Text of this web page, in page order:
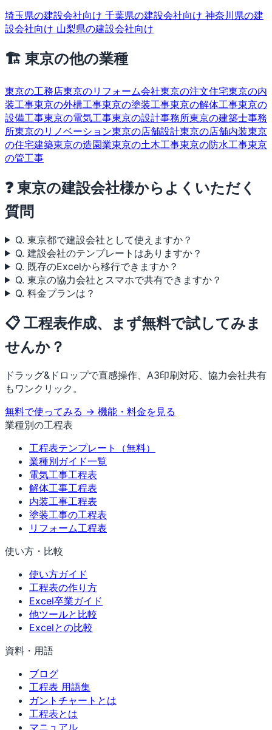
埼玉県の建設会社向け 千葉県の建設会社向け 神奈川県の建
設会社向け 山梨県の建設会社向け
🏗 東京の他の業種
東京の工務店東京のリフォーム会社東京の注文住宅東京の内
装工事東京の外構工事東京の塗装工事東京の解体工事東京の
設備工事東京の電気工事東京の設計事務所東京の建築士事務
所東京のリノベーション東京の店舗設計東京の店舗内装東京
の住宅建築東京の造園業東京の土木工事東京の防水工事東京
の管工事
❓ 東京の建設会社様からよくいただく
質問
Q. 東京都で建設会社として使えますか？
Q. 建設会社のテンプレートはありますか？
Q. 既存のExcelから移行できますか？
Q. 東京の協力会社とスマホで共有できますか？
Q. 料金プランは？
📋 工程表作成、まず無料で試してみま
せんか？
ドラッグ&ドロップで直感操作、A3印刷対応、協力会社共有
もワンクリック。
無料で使ってみる → 機能・料金を見る
業種別の工程表
工程表テンプレート（無料）
業種別ガイド一覧
電気工事工程表
解体工事工程表
内装工事工程表
塗装工事の工程表
リフォーム工程表
使い方・比較
使い方ガイド
工程表の作り方
Excel卒業ガイド
他ツールと比較
Excelとの比較
資料・用語
ブログ
工程表 用語集
ガントチャートとは
工程表とは
マニュアル